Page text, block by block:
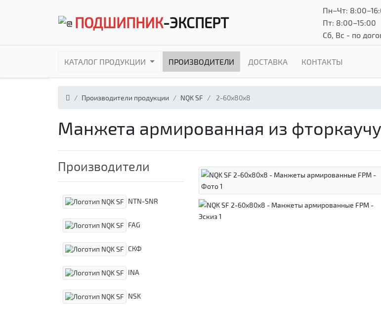
ПОДШИПНИК-ЭКСПЕРТ
Пн–Чт:
Пт: 8:00–15:00
Сб, Вс - по
КАТАЛОГ ПРОДУКЦИИ ПРОИЗВОДИТЕЛИ ДОСТАВКА КОНТАКТЫ
Производители продукции NQK SF 2-60x80x8
Манжета армированная из
Производители
NTN-SNR
FAG
СКФ
INA
NSK